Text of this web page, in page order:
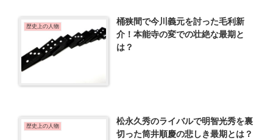
歴史上の人物
桶狭間で今川義元を討った毛利新
介！本能寺の変での壮絶な最期と
は？
歴史上の人物
松永久秀のライバルで明智光秀を裏
切った筒井順慶の悲しき最期とは？